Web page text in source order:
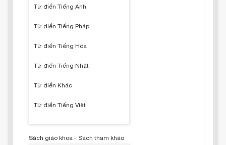
Từ điển Tiếng Anh
Từ điển Tiếng Pháp
Từ điển Tiếng Hoa
Từ điển Tiếng Nhật
Từ điển Khác
Từ điển Tiếng Việt
Sách giáo khoa - Sách tham khảo